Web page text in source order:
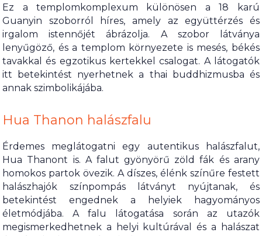
Ez a templomkomplexum különösen a 18 karú
Guanyin szoborról híres, amely az együttérzés és
irgalom istennőjét ábrázolja. A szobor látványa
lenyűgöző, és a templom környezete is mesés, békés
tavakkal és egzotikus kertekkel csalogat. A látogatók
itt betekintést nyerhetnek a thai buddhizmusba és
annak szimbolikájába.
Hua Thanon halászfalu
Érdemes meglátogatni egy autentikus halászfalut,
Hua Thanont is. A falut gyönyörű zöld fák és arany
homokos partok övezik. A díszes, élénk színűre festett
halászhajók színpompás látványt nyújtanak, és
betekintést engednek a helyiek hagyományos
életmódjába. A falu látogatása során az utazók
megismerkedhetnek a helyi kultúrával és a halászat